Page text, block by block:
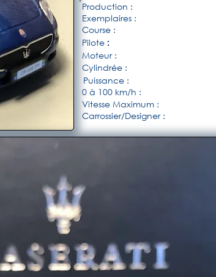
Production :
Exemplaires :
Course :
Pilote :
Moteur :
Cylindrée :
Puissance :
0 à 100 km/h :
Vitesse Maximum :
Carrossier/Designer :